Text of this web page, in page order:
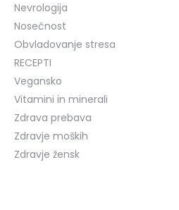
Nevrologija
Nosečnost
Obvladovanje stresa
RECEPTI
Vegansko
Vitamini in minerali
Zdrava prebava
Zdravje moških
Zdravje žensk